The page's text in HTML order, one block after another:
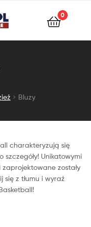
0
Bluzy
charakteryzują się
szczegóły! Unikatowymi
zostały
się z tłumu i wyraź